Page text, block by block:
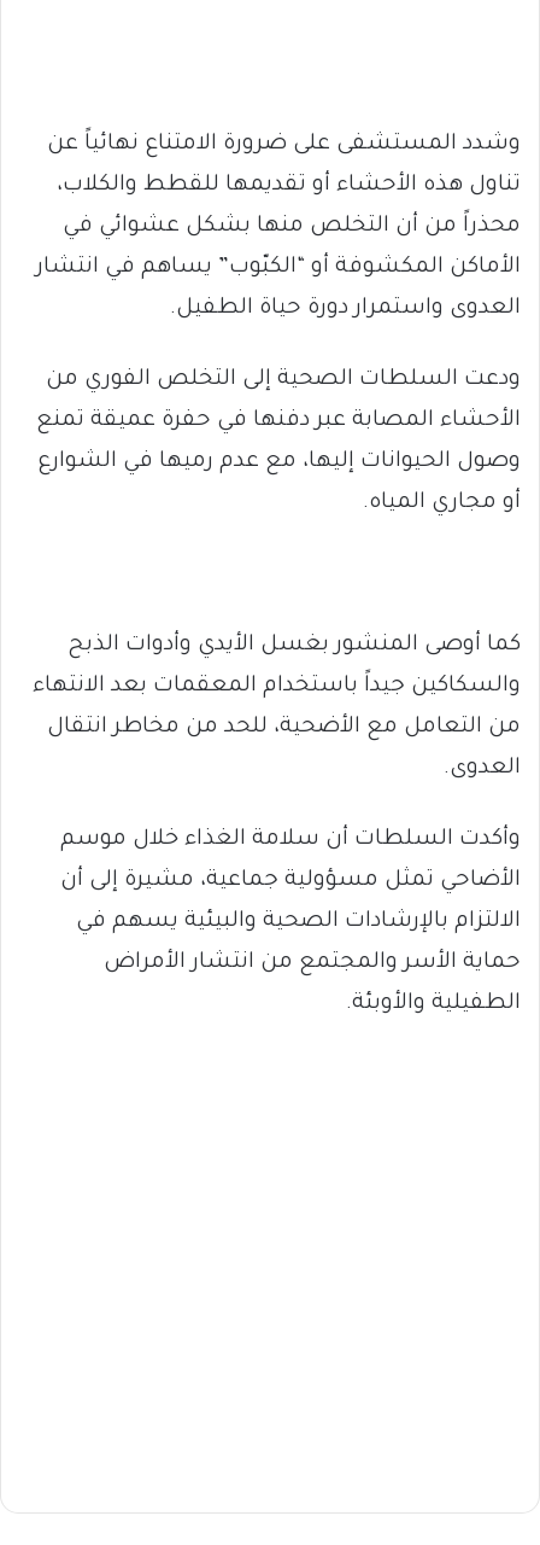
وشدد المستشفى على ضرورة الامتناع نهائياً عن
تناول هذه الأحشاء أو تقديمها للقطط والكلاب،
محذراً من أن التخلص منها بشكل عشوائي في
الأماكن المكشوفة أو “الكبّوب” يساهم في انتشار
العدوى واستمرار دورة حياة الطفيل.
ودعت السلطات الصحية إلى التخلص الفوري من
الأحشاء المصابة عبر دفنها في حفرة عميقة تمنع
وصول الحيوانات إليها، مع عدم رميها في الشوارع
أو مجاري المياه.
كما أوصى المنشور بغسل الأيدي وأدوات الذبح
والسكاكين جيداً باستخدام المعقمات بعد الانتهاء
من التعامل مع الأضحية، للحد من مخاطر انتقال
العدوى.
وأكدت السلطات أن سلامة الغذاء خلال موسم
الأضاحي تمثل مسؤولية جماعية، مشيرة إلى أن
الالتزام بالإرشادات الصحية والبيئية يسهم في
حماية الأسر والمجتمع من انتشار الأمراض
الطفيلية والأوبئة.